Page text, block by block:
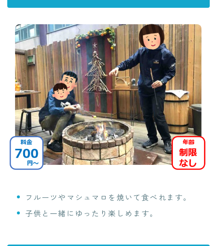
フルーツやマシュマロを焼いて食べれます。
子供と一緒にゆったり楽しめます。